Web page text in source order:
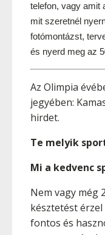
telefon, vagy amit
mit szeretnél
fotómontázst,
és nyerd meg az
Az Olimpia
jegyében:
hirdet.
Te melyik
Mi a kedvenc
Nem vagy még
késztetést
fontos és